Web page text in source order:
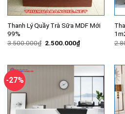
Thanh Lý Quầy Trà Sữa MDF Mới
99%
3.500.000₫ Giá
2.500.000₫Giá
hiện
2.500.000₫.
-27%